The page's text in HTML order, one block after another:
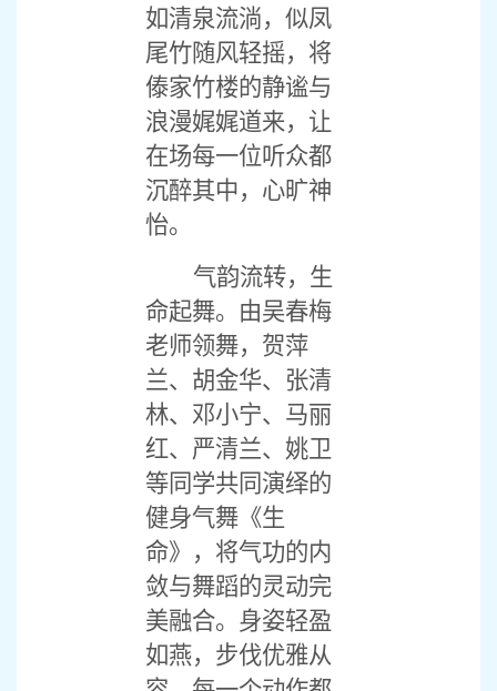
如清泉流淌，似凤
尾竹随风轻摇，将
傣家竹楼的静谧与
浪漫娓娓道来，让
在场每一位听众都
沉醉其中，心旷神
怡。
气韵流转，生
命起舞。由吴春梅
老师领舞，贺萍
兰、胡金华、张清
林、邓小宁、马丽
红、严清兰、姚卫
等同学共同演绎的
健身气舞《生
命》，将气功的内
敛与舞蹈的灵动完
美融合。身姿轻盈
如燕，步伐优雅从